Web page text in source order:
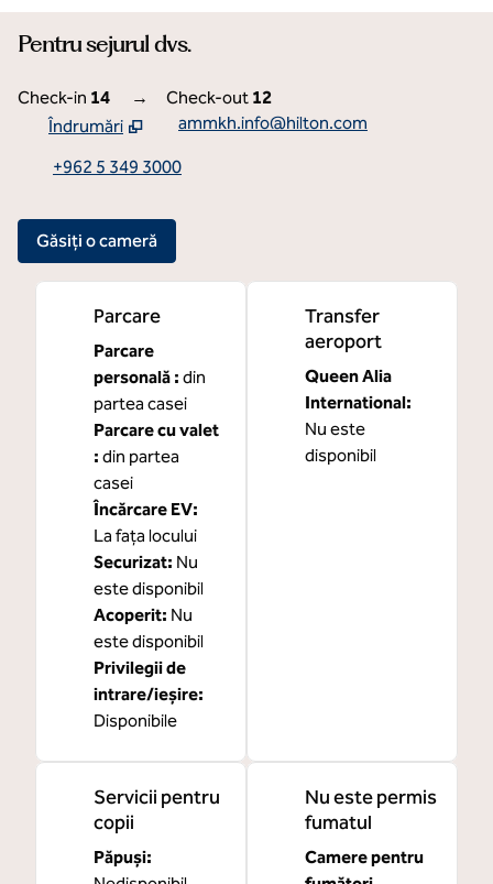
Pentru sejurul dvs.
Check-in 14 → Check-out 12
Îndrumări
Deschide o filă nouă
ammkh.info@hilton.com
+962 5 349 3000
Găsiți o cameră
Parcare
Parcare
personală : din
partea casei
Parcare cu valet
: din partea
casei
Încărcare EV:
La fața locului
Securizat: Nu
este disponibil
Acoperit: Nu
este disponibil
Privilegii de
intrare/ieșire:
Disponibile
Transfer
aeroport
Queen Alia
International:
Nu este
disponibil
Servicii pentru
copii
Păpuși:
Nu este permis
fumatul
Camere pentru